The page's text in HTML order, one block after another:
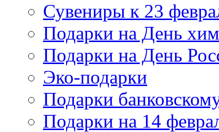
Сувениры к 23
Подарки на День
Подарки на День
Эко-подарки
Подарки
Подарки на 14